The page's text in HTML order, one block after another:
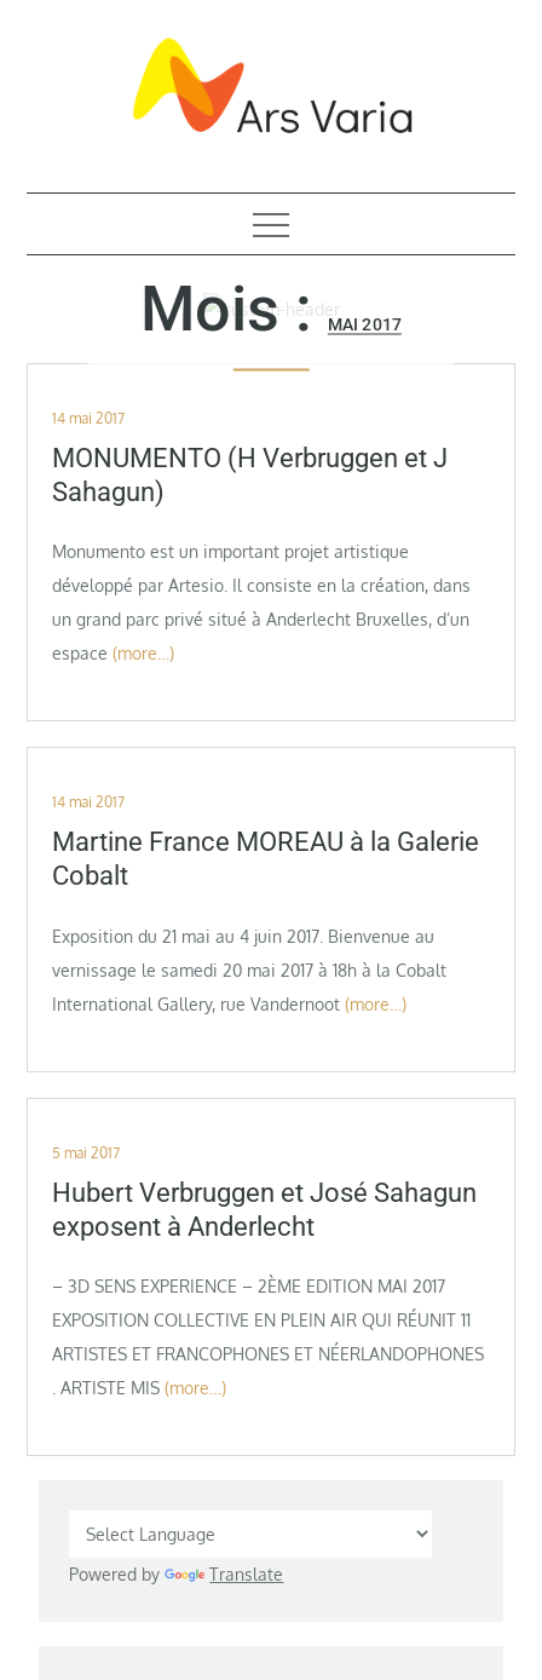
Mois :MAI 2017
Posted
on
14 mai 2017
MONUMENTO (H Verbruggen et J
Sahagun)
Monumento est un important projet artistique
développé par Artesio. Il consiste en la création, dans
un grand parc privé situé à Anderlecht Bruxelles, d’un
espace (more…)
Posted
on
14 mai 2017
Martine France MOREAU à la Galerie
Cobalt
Exposition du 21 mai au 4 juin 2017. Bienvenue au
vernissage le samedi 20 mai 2017 à 18h à la Cobalt
International Gallery, rue Vandernoot (more…)
Posted
on
5 mai 2017
Hubert Verbruggen et José Sahagun
exposent à Anderlecht
– 3D SENS EXPERIENCE – 2ÈME EDITION MAI 2017
EXPOSITION COLLECTIVE EN PLEIN AIR QUI RÉUNIT 11
ARTISTES ET FRANCOPHONES ET NÉERLANDOPHONES
. ARTISTE MIS (more…)
Powered by Translate